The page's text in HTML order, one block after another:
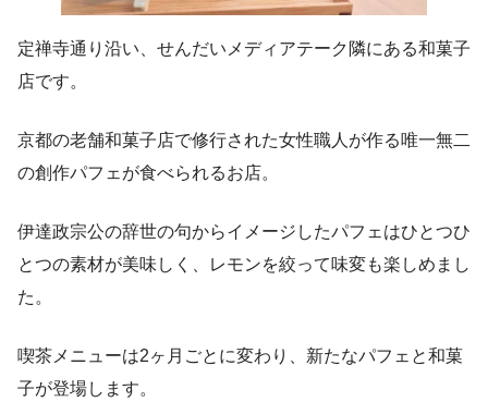
定禅寺通り沿い、せんだいメディアテーク隣にある和菓子
店です。
京都の老舗和菓子店で修行された女性職人が作る唯一無二
の創作パフェが食べられるお店。
伊達政宗公の辞世の句からイメージしたパフェはひとつひ
とつの素材が美味しく、レモンを絞って味変も楽しめまし
た。
喫茶メニューは2ヶ月ごとに変わり、新たなパフェと和菓
子が登場します。